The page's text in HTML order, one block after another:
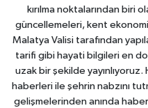
kırılma noktalarından biri
güncellemeleri, kent
Malatya Valisi tarafından
tarifi gibi hayati bilgileri en
uzak bir şekilde yayınlıyoruz.
haberleri ile şehrin nabzını
gelişmelerinden anında